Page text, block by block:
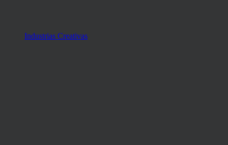
Industrias Creativas